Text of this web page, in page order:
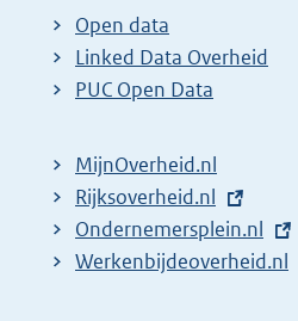
t
e
r
l
i
n
k
Open data
Linked Data Overheid
PUC Open Data
MijnOverheid.nl
E
x
t
Rijksoverheid.nl
E
x
Ondernemersplein.nl
E
Werkenbijdeoverheid.nl